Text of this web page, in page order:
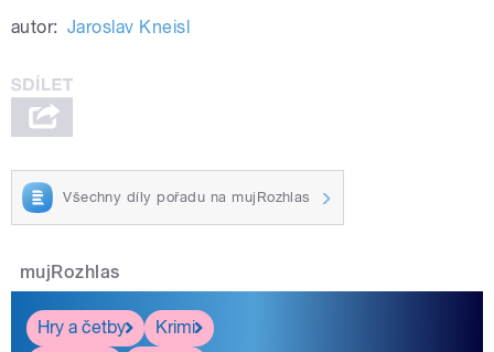
autor: Jaroslav Kneisl
Všechny díly pořadu na mujRozhlas
mujRozhlas
Hry a četby
Krimi